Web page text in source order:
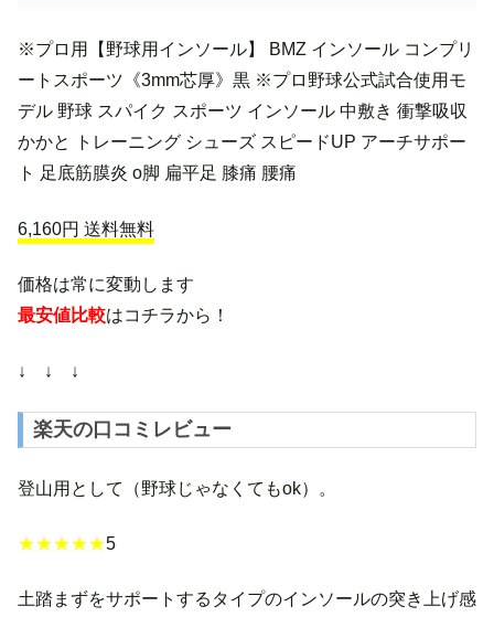
※プロ用【野球用インソール】 BMZ インソール コンプリ
ートスポーツ《3mm芯厚》黒 ※プロ野球公式試合使用モ
デル 野球 スパイク スポーツ インソール 中敷き 衝撃吸収
かかと トレーニング シューズ スピードUP アーチサポー
ト 足底筋膜炎 o脚 扁平足 膝痛 腰痛
6,160円 送料無料
価格は常に変動します
最安値比較はコチラから！
↓ ↓ ↓
楽天の口コミレビュー
登山用として（野球じゃなくてもok）。
★★★★★5
土踏まずをサポートするタイプのインソールの突き上げ感